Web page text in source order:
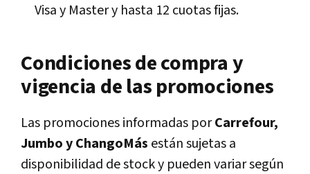
Visa y Master y hasta 12 cuotas fijas.
Condiciones de compra y
vigencia de las promociones
Las promociones informadas porCarrefour,
Jumbo y ChangoMás están sujetas a
disponibilidad de stock y pueden variar según